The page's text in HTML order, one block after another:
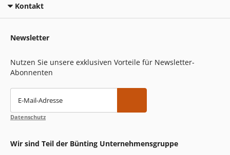
Kontakt
Newsletter
Nutzen Sie unsere exklusiven Vorteile für Newsletter-
Abonnenten
E-Mail-Adresse
Datenschutz
Wir sind Teil der Bünting Unternehmensgruppe